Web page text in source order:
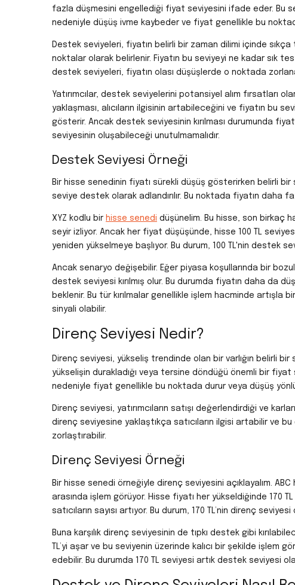
fazla düşmesini engellediği fiyat seviyesini ifade eder. Bu
nedeniyle düşüş ivme kaybeder ve fiyat genellikle bu
Destek seviyeleri, fiyatın belirli bir zaman dilimi içinde
noktalar olarak belirlenir. Fiyatın bu seviyeyi ne kadar sık
destek seviyeleri, fiyatın olası düşüşlerde o noktada
Yatırımcılar, destek seviyelerini potansiyel alım fırsatları
yaklaşması, alıcıların ilgisinin artabileceğini ve fiyatın bu
gösterir. Ancak destek seviyesinin kırılması durumunda
seviyesinin oluşabileceği unutulmamalıdır.
Destek Seviyesi Örneği
Bir hisse senedinin fiyatı sürekli düşüş gösterirken belirli bir
seviye destek olarak adlandırılır. Bu noktada fiyatın daha
XYZ kodlu bir hisse senedi düşünelim. Bu hisse, son birkaç
seyir izliyor. Ancak her fiyat düşüşünde, hisse 100 TL
yeniden yükselmeye başlıyor. Bu durum, 100 TL'nin destek
Ancak senaryo değişebilir. Eğer piyasa koşullarında bir
destek seviyesi kırılmış olur. Bu durumda fiyatın daha da
beklenir. Bu tür kırılmalar genellikle işlem hacminde artışla
sinyali olabilir.
Direnç Seviyesi Nedir?
Direnç seviyesi, yükseliş trendinde olan bir varlığın belirli bir
yükselişin durakladığı veya tersine döndüğü önemli bir
nedeniyle fiyat genellikle bu noktada durur veya düşüş
Direnç seviyesi, yatırımcıların satışı değerlendirdiği ve
direnç seviyesine yaklaştıkça satıcıların ilgisi artabilir ve
zorlaştırabilir.
Direnç Seviyesi Örneği
Bir hisse senedi örneğiyle direnç seviyesini açıklayalım.
arasında işlem görüyor. Hisse fiyatı her yükseldiğinde 170 TL
satıcıların sayısı artıyor. Bu durum, 170 TL’nin direnç
Buna karşılık direnç seviyesinin de tıpkı destek gibi
TL’yi aşar ve bu seviyenin üzerinde kalıcı bir şekilde işlem
edebilir. Bu durumda 170 TL seviyesi artık destek seviyesi